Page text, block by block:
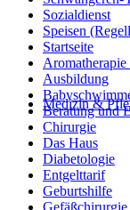
Medizin &
Sozialdienst
Speisen
Startseite
Ausbildung
Beratung und
Chirurgie
Das Haus
Diabetologie
Entgelttarif
Geburtshilfe